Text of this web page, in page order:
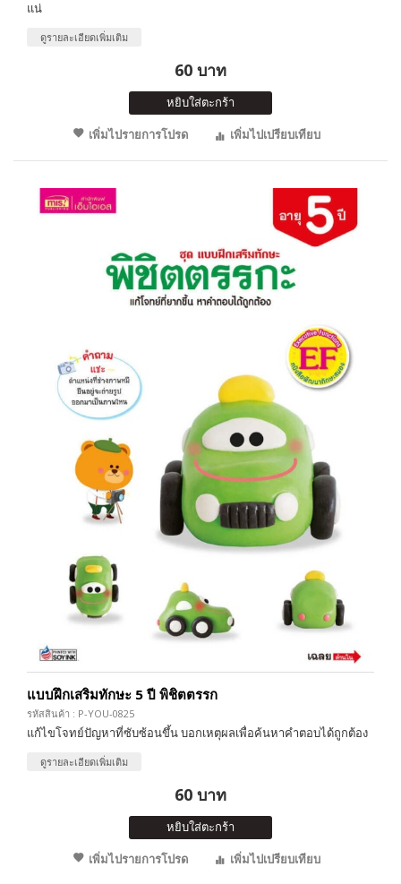
แน่
ดูรายละเอียดเพิ่มเติม
60 บาท
หยิบใส่ตะกร้า
เพิ่มไปรายการโปรด
เพิ่มไปเปรียบเทียบ
แบบฝึกเสริมทักษะ 5 ปี พิชิตตรรก
รหัสสินค้า : P-YOU-0825
แก้ไขโจทย์ปัญหาที่ซับซ้อนขึ้น บอกเหตุผลเพื่อค้นหาคำตอบได้ถูกต้อง
ดูรายละเอียดเพิ่มเติม
60 บาท
หยิบใส่ตะกร้า
เพิ่มไปรายการโปรด
เพิ่มไปเปรียบเทียบ